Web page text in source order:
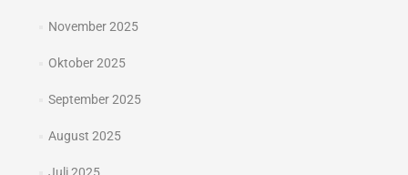
November 2025
Oktober 2025
September 2025
August 2025